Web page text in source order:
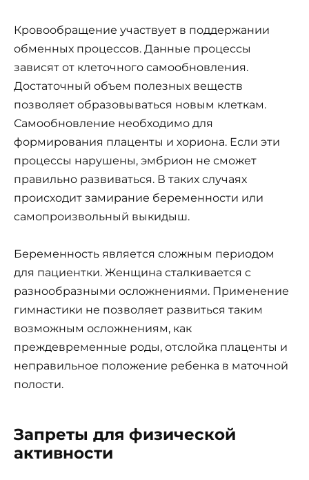
Кровообращение участвует в поддержании
обменных процессов. Данные процессы
зависят от клеточного самообновления.
Достаточный объем полезных веществ
позволяет образовываться новым клеткам.
Самообновление необходимо для
формирования плаценты и хориона. Если эти
процессы нарушены, эмбрион не сможет
правильно развиваться. В таких случаях
происходит замирание беременности или
самопроизвольный выкидыш.
Беременность является сложным периодом
для пациентки. Женщина сталкивается с
разнообразными осложнениями. Применение
гимнастики не позволяет развиться таким
возможным осложнениям, как
преждевременные роды, отслойка плаценты и
неправильное положение ребенка в маточной
полости.
Запреты для физической
активности